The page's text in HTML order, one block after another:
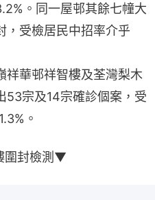
。同一屋邨其餘七幢大
，受檢居民中招率介乎
祥華邨祥智樓及荃灣梨木
53宗及14宗確診個案，受
。
封檢測▼